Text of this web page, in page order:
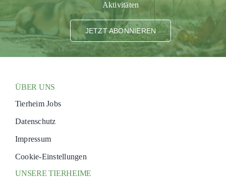
Aktivitäten
JETZT ABONNIEREN
ÜBER UNS
Tierheim Jobs
Datenschutz
Impressum
Cookie-Einstellungen
UNSERE TIERHEIME